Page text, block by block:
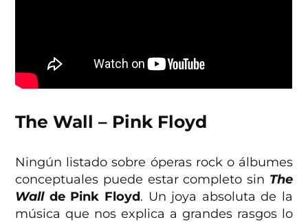
The Wall – Pink Floyd
Ningún listado sobre óperas rock o álbumes
conceptuales puede estar completo sin The
Wallde Pink Floyd. Un joya absoluta de la
música que nos explica a grandes rasgos lo